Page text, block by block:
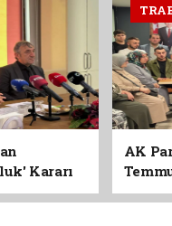
Kararı
AK
Birlik